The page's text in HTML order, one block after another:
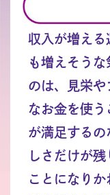
収入が増える
も増えそう
のは、見栄
なお金を使
が満足する
しさだけが
ことになり